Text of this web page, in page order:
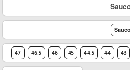
43
44
44.5
45
46
46.5
47